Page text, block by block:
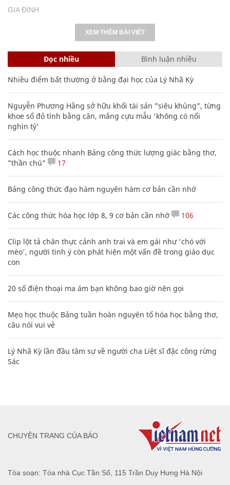
GIA ĐÌNH
XEM THÊM BÀI VIẾT
Đọc nhiều Bình luận nhiều
Nhiều điểm bất thường ở bằng đại học của Lý Nhã Kỳ
Nguyễn Phương Hằng sở hữu khối tài sản "siêu khủng", từng
khoe sổ đỏ tính bằng cân, mắng cựu mẫu 'không có nổi
nghìn tỷ'
Cách học thuộc nhanh Bảng công thức lượng giác bằng thơ,
"thần chú"
17
Bảng công thức đạo hàm nguyên hàm cơ bản cần nhớ
Các công thức hóa học lớp 8, 9 cơ bản cần nhớ 106
Clip lột tả chân thực cảnh anh trai và em gái như 'chó với
mèo', người tinh ý còn phát hiện một vấn đề trong giáo dục
con
20 số điện thoại ma ám bạn không bao giờ nên gọi
Mẹo học thuộc Bảng tuần hoàn nguyên tố hóa học bằng thơ,
câu nói vui vẻ
Lý Nhã Kỳ lần đầu tâm sự về người cha Liệt sĩ đặc công rừng
Sác
Tòa soạn: Tòa nhà Cục Tần Số, 115 Trần Duy Hưng Hà Nội
CHUYÊN TRANG CỦA BÁO